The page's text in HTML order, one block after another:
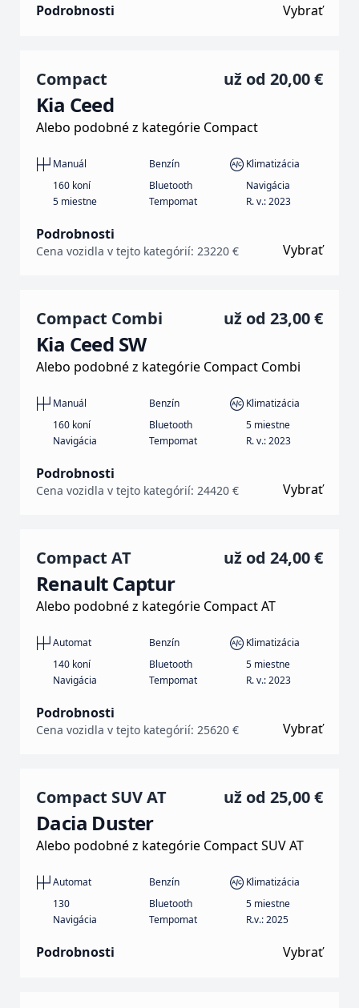
Podrobnosti Vybrať
Compact už od 20,00 €
Kia Ceed
Alebo podobné z kategórie Compact
Manuál Benzín
Klimatizácia
160 koní
Bluetooth
Navigácia
5 miestne
Tempomat R. v.: 2023
Podrobnosti
Cena vozidla v tejto kategórií: 23220 € Vybrať
Compact Combi už od 23,00 €
Kia Ceed SW
Alebo podobné z kategórie Compact Combi
Manuál Benzín
Klimatizácia
160 koní
Bluetooth
5 miestne
Navigácia
Tempomat R. v.: 2023
Podrobnosti
Cena vozidla v tejto kategórií: 24420 € Vybrať
Compact AT už od 24,00 €
Renault Captur
Alebo podobné z kategórie Compact AT
Automat Benzín
Klimatizácia
140 koní
Bluetooth
5 miestne
Navigácia
Tempomat R. v.: 2023
Podrobnosti
Cena vozidla v tejto kategórií: 25620 € Vybrať
Compact SUV AT už od 25,00 €
Dacia Duster
Alebo podobné z kategórie Compact SUV AT
Automat Benzín
Klimatizácia
130
Bluetooth
5 miestne
Navigácia
Tempomat R.v.: 2025
Podrobnosti Vybrať